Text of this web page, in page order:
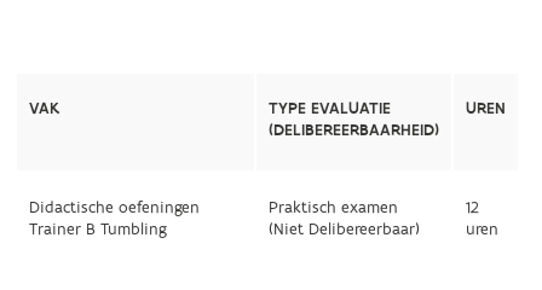
VAK
TYPE EVALUATIE
(DELIBEREERBAARHEID)
UREN
Didactische oefeningen
Trainer B Tumbling
Praktisch examen
(Niet Delibereerbaar)
12
uren